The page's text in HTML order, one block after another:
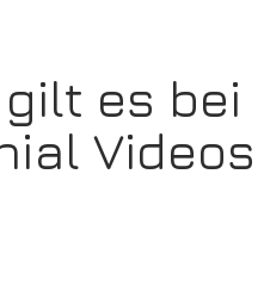
es bei